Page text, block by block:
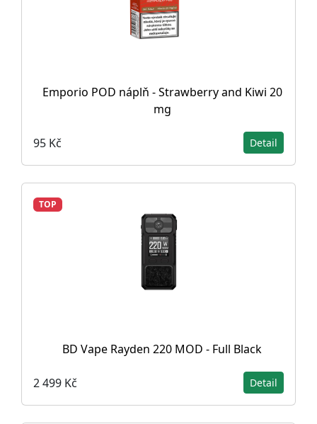
Emporio POD náplň - Strawberry and Kiwi 20
mg
95 Kč Detail
TOP
BD Vape Rayden 220 MOD - Full Black
2 499 Kč Detail